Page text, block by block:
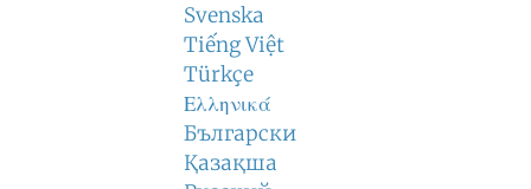
Svenska
Tiếng Việt
Türkçe
Ελληνικά
Български
Қазақша